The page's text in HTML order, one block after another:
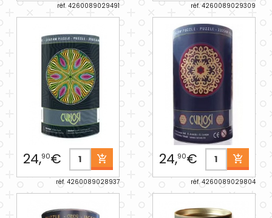
réf. 4260089029491 réf. 4260089029309
24,90€
réf. 4260089028937
24,90€
réf. 4260089029804